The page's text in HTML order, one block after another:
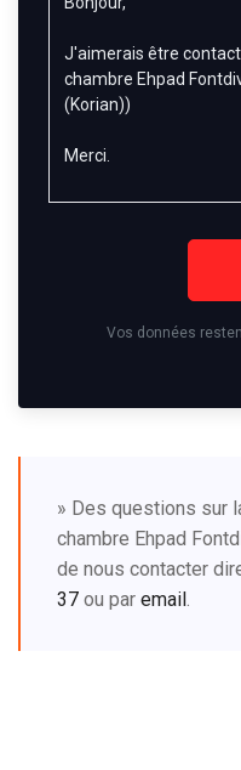
Vos données
» Des questions sur
chambre Ehpad
de nous contacter
37 ou par email